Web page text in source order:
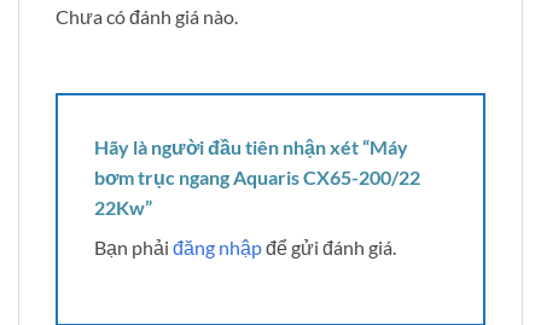
Chưa có đánh giá nào.
Hãy là người đầu tiên nhận xét “Máy
bơm trục ngang Aquaris CX65-200/22
22Kw”
Bạn phải đăng nhậpđể gửi đánh giá.